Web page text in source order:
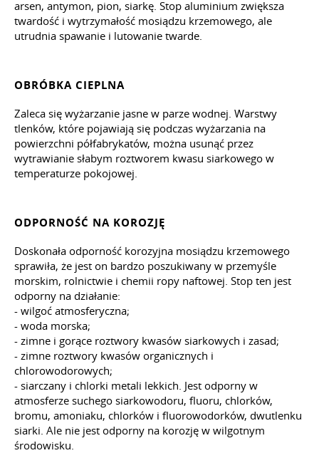
arsen, antymon, pion, siarkę. Stop aluminium zwiększa
twardość i wytrzymałość mosiądzu krzemowego, ale
utrudnia spawanie i lutowanie twarde.
OBRÓBKA CIEPLNA
Zaleca się wyżarzanie jasne w parze wodnej. Warstwy
tlenków, które pojawiają się podczas wyżarzania na
powierzchni półfabrykatów, można usunąć przez
wytrawianie słabym roztworem kwasu siarkowego w
temperaturze pokojowej.
ODPORNOŚĆ NA KOROZJĘ
Doskonała odporność korozyjna mosiądzu krzemowego
sprawiła, że jest on bardzo poszukiwany w przemyśle
morskim, rolnictwie i chemii ropy naftowej. Stop ten jest
odporny na działanie:
- wilgoć atmosferyczna;
- woda morska;
- zimne i gorące roztwory kwasów siarkowych i zasad;
- zimne roztwory kwasów organicznych i
chlorowodorowych;
- siarczany i chlorki metali lekkich. Jest odporny w
atmosferze suchego siarkowodoru, fluoru, chlorków,
bromu, amoniaku, chlorków i fluorowodorków, dwutlenku
siarki. Ale nie jest odporny na korozję w wilgotnym
środowisku.